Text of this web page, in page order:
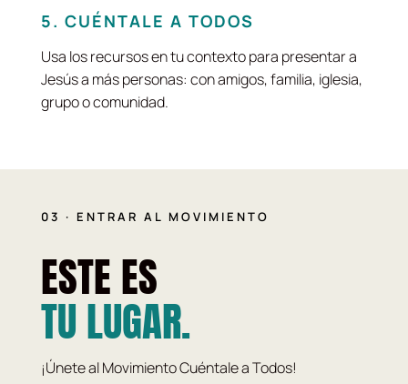
5. CUÉNTALE A TODOS
Usa los recursos en tu contexto para presentar a
Jesús a más personas: con amigos, familia, iglesia,
grupo o comunidad.
03 · ENTRAR AL MOVIMIENTO
ESTE ES
TU LUGAR.
¡Únete al Movimiento Cuéntale a Todos!